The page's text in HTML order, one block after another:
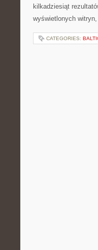
kilkadziesiąt
wyświetlonych
CATEGORIES: